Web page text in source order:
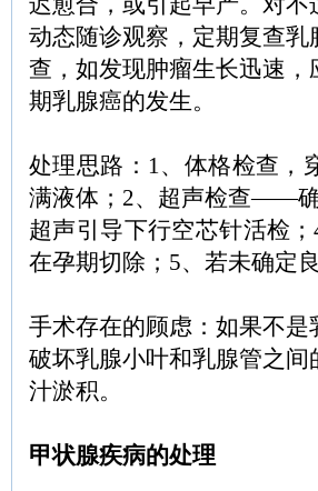
动态随诊观察，定期复查
查，如发现肿瘤生长迅速
期乳腺癌的发生。
处理思路：1、体格检查
满液体；2、超声检查——
超声引导下行空芯针活检
在孕期切除；5、若未确定
手术存在的顾虑：如果不
破坏乳腺小叶和乳腺管之
汁淤积。
甲状腺疾病的处理